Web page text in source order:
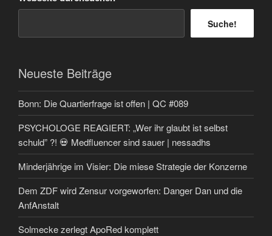
Suche!
Neueste Beiträge
Bonn: Die Quartierfrage ist offen | QC #089
PSYCHOLOGE REAGIERT: „Wer ihr glaubt ist selbst
schuld” ?! 💀 Medfluencer sind sauer | nessadhs
Minderjährige im Visier: Die miese Strategie der Konzerne
Dem ZDF wird Zensur vorgeworfen: Danger Dan und die
AnfAnstalt
Solmecke zerlegt ApoRed komplett